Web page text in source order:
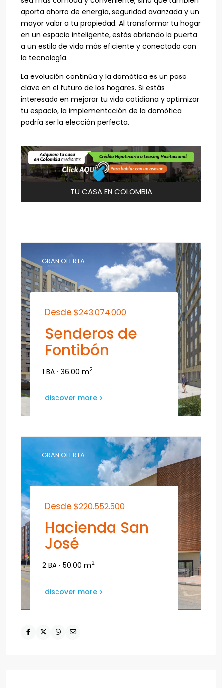
aporta ahorro de energía, seguridad avanzada y un
mayor valor a tu propiedad. Al transformar tu hogar
en un espacio inteligente, estás abriendo la puerta
a un estilo de vida más eficiente y conectado con
la tecnología.
La evolución continúa y la domótica es un paso
clave en el futuro de los hogares. Si estás
interesado en mejorar tu vida cotidiana y optimizar
tu espacio, la implementación de la domótica
podría ser la elección perfecta.
TU CASA EN COLOMBIA
GRAN OFERTA
Desde $243.074.000
Senderos de
Fontibón
1 BA · 36.00 m2
discover more
GRAN OFERTA
Desde $220.552.500
Hacienda San
José
2 BA · 50.00 m2
discover more